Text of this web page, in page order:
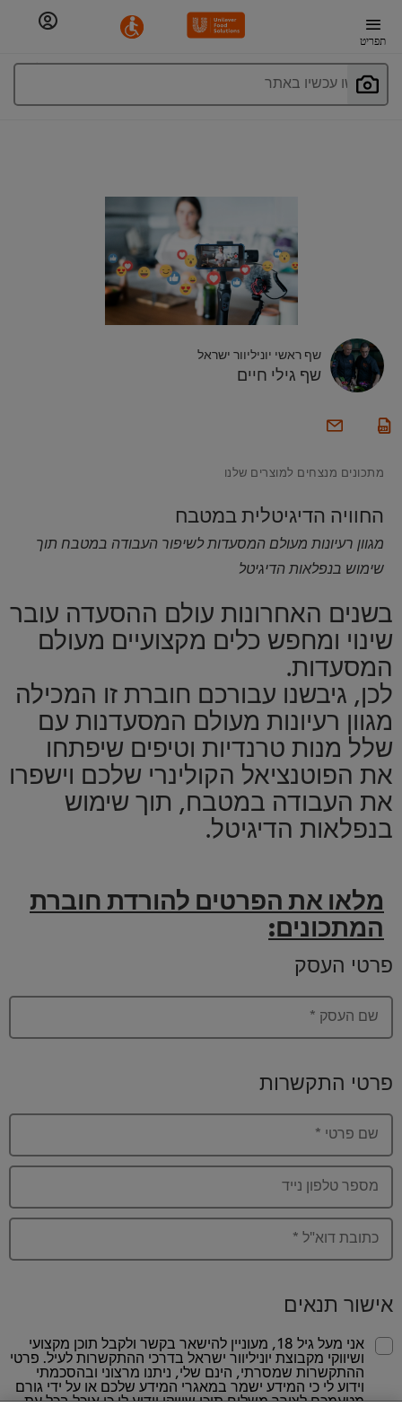
תפריט
חפשו עכשיו באתר
שף ראשי יוניליוור ישראל
שף גילי חיים
מתכונים מנצחים למוצרים שלנו
החוויה הדיגיטלית במטבח
מגוון רעיונות מעולם המסעדות לשיפור העבודה במטבח תוך
שימוש בנפלאות הדיגיטל
בשנים האחרונות עולם ההסעדה עובר
שינוי ומחפש כלים מקצועיים מעולם
המסעדות.
לכן, גיבשנו עבורכם חוברת זו המכילה
מגוון רעיונות מעולם המסעדנות עם
שלל מנות טרנדיות וטיפים שיפתחו
את הפוטנציאל הקולינרי שלכם וישפרו
את העבודה במטבח, תוך שימוש
בנפלאות הדיגיטל.
מלאו את הפרטים להורדת חוברת
המתכונים:
פרטי העסק
שם העסק *
פרטי התקשרות
שם פרטי *
מספר טלפון נייד
כתובת דוא"ל *
אישור תנאים
אני מעל גיל 18, מעוניין להישאר בקשר ולקבל תוכן מקצועי
ושיווקי מקבוצת יוניליוור ישראל בדרכי ההתקשרות לעיל. פרטי
ההתקשרות שמסרתי, הינם שלי, ניתנו מרצוני ובהסכמתי
וידוע לי כי המידע ישמר במאגרי המידע שלכם או על ידי גורם
מטעמכם לצורך משלוח תוכן שיווקי וידוע לי כי אוכל בכל עת